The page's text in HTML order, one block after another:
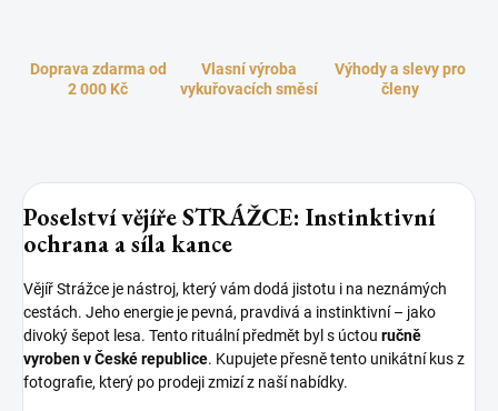
Doprava zdarma od
2 000 Kč
Vlasní výroba
vykuřovacích směsí
Výhody a slevy pro
členy
Poselství vějíře STRÁŽCE: Instinktivní
ochrana a síla kance
Vějíř Strážce je nástroj, který vám dodá jistotu i na neznámých
cestách. Jeho energie je pevná, pravdivá a instinktivní – jako
divoký šepot lesa. Tento rituální předmět byl s úctou ručně
vyroben v České republice. Kupujete přesně tento unikátní kus z
fotografie, který po prodeji zmizí z naší nabídky.